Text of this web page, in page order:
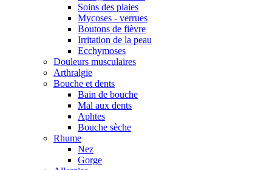
Soins des plaies
Mycoses - verrues
Boutons de fièvre
Irritation de la peau
Ecchymoses
Douleurs musculaires
Arthralgie
Bouche et dents
Bain de bouche
Mal aux dents
Aphtes
Bouche sèche
Rhume
Nez
Gorge